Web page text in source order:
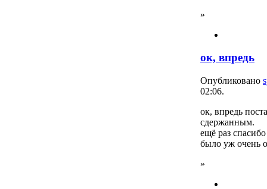
»
ок, впредь
Опубликовано
02:06.
ок, впредь
сдержанным.
ещё раз
было уж очень
»